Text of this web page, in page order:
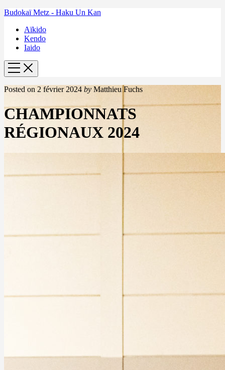
Budokaï Metz - Haku Un Kan
Aïkido
Kendo
Iaido
Posted on 2 février 2024 by Matthieu Fuchs
CHAMPIONNATS
RÉGIONAUX 2024